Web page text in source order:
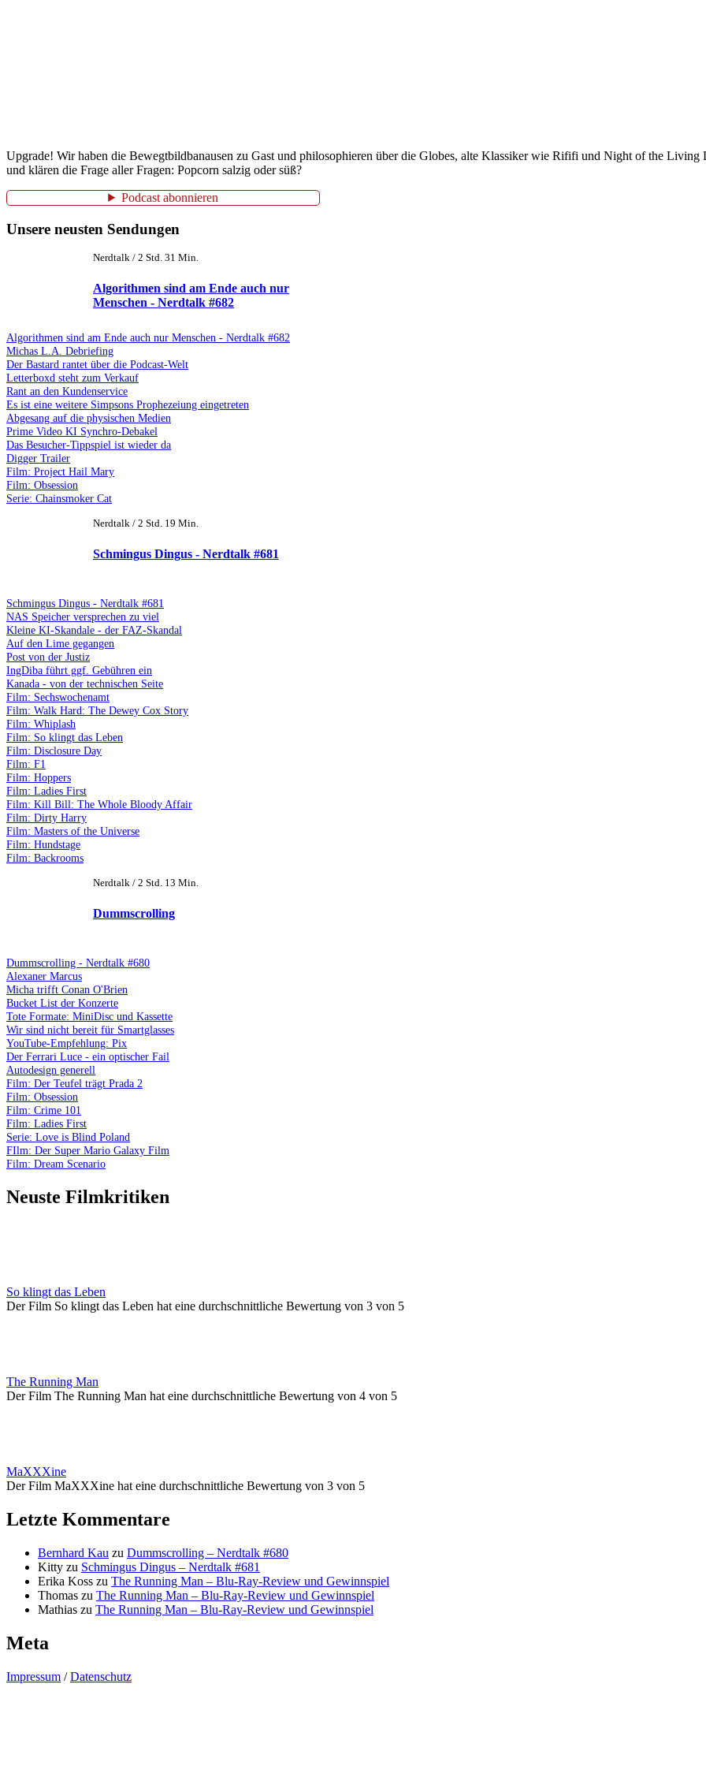
Upgrade! Wir haben die Bewegtbildbanausen zu Gast und philosophieren über die Globes, alte Klassiker wie Rififi und Night of the Living
und klären die Frage aller Fragen: Popcorn salzig oder süß?
Podcast abonnieren
Unsere neusten Sendungen
Nerdtalk / 2 Std. 31 Min.
Algorithmen sind am Ende auch nur
Menschen - Nerdtalk #682
Algorithmen sind am Ende auch nur Menschen - Nerdtalk #682
Michas L.A. Debriefing
Der Bastard rantet über die Podcast-Welt
Letterboxd steht zum Verkauf
Rant an den Kundenservice
Es ist eine weitere Simpsons Prophezeiung eingetreten
Abgesang auf die physischen Medien
Prime Video KI Synchro-Debakel
Das Besucher-Tippspiel ist wieder da
Digger Trailer
Film: Project Hail Mary
Film: Obsession
Serie: Chainsmoker Cat
Nerdtalk / 2 Std. 19 Min.
Schmingus Dingus - Nerdtalk #681
Schmingus Dingus - Nerdtalk #681
NAS Speicher versprechen zu viel
Kleine KI-Skandale - der FAZ-Skandal
Auf den Lime gegangen
Post von der Justiz
IngDiba führt ggf. Gebühren ein
Kanada - von der technischen Seite
Film: Sechswochenamt
Film: Walk Hard: The Dewey Cox Story
Film: Whiplash
Film: So klingt das Leben
Film: Disclosure Day
Film: F1
Film: Hoppers
Film: Ladies First
Film: Kill Bill: The Whole Bloody Affair
Film: Dirty Harry
Film: Masters of the Universe
Film: Hundstage
Film: Backrooms
Nerdtalk / 2 Std. 13 Min.
Dummscrolling
Dummscrolling - Nerdtalk #680
Alexaner Marcus
Micha trifft Conan O'Brien
Bucket List der Konzerte
Tote Formate: MiniDisc und Kassette
Wir sind nicht bereit für Smartglasses
YouTube-Empfehlung: Pix
Der Ferrari Luce - ein optischer Fail
Autodesign generell
Film: Der Teufel trägt Prada 2
Film: Obsession
Film: Crime 101
Film: Ladies First
Serie: Love is Blind Poland
FIlm: Der Super Mario Galaxy Film
Film: Dream Scenario
Neuste Filmkritiken
So klingt das Leben
Der Film So klingt das Leben hat eine durchschnittliche Bewertung von 3 von 5
The Running Man
Der Film The Running Man hat eine durchschnittliche Bewertung von 4 von 5
MaXXXine
Der Film MaXXXine hat eine durchschnittliche Bewertung von 3 von 5
Letzte Kommentare
Bernhard Kau zu Dummscrolling – Nerdtalk #680
Kitty zu Schmingus Dingus – Nerdtalk #681
Erika Koss zu The Running Man – Blu-Ray-Review und Gewinnspiel
Thomas zu The Running Man – Blu-Ray-Review und Gewinnspiel
Mathias zu The Running Man – Blu-Ray-Review und Gewinnspiel
Meta
Impressum /Datenschutz